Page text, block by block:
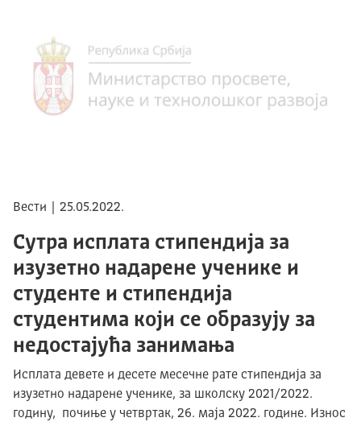
Вести | 25.05.2022.
Сутра исплата стипендија за
изузетно надарене ученике и
студенте и стипендијa
студентима који се образују за
недостајућa занимања
Исплата девете и десете месечне рате стипендија за
изузетно надарене ученике, за школску 2021/2022.
годину, почиње у четвртак, 26. маја 2022. године. Износ